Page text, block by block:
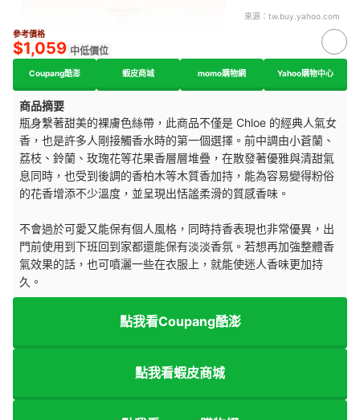
來源： tw.buy.yahoo.com
參考價格
$1,059 中低價位
Coupang酷澎 蝦皮商城 momo購物網 Yahoo購物中心
商品摘要
瓶身繫著甜美的裸膚色絲帶，此商品不僅是 Chloe 的經典人氣女
香，也是許多人剛接觸香水時的第一個選擇。前中調由小蒼蘭、
荔枝、鈴蘭、玫瑰花等花果香層層堆疊，在散發著優雅與清甜氣
息同時，也受到後調的香柏木等木質香加持，能為容易變得粉俗
的花香增添不少溫度，並呈現出恬謐柔滑的質感香味。
不會過於可愛又能保有個人風格，同時持香表現也非常優異，出
門前使用到下班回到家都還能保有淡淡香氛。若想再加強整體香
氣效果的話，也可噴灑一些在衣服上，就能使迷人香味更加持
久。
點我看Coupang酷澎
點我看蝦皮商城